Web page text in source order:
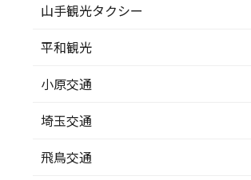
山手観光タクシー
平和観光
小原交通
埼玉交通
飛鳥交通